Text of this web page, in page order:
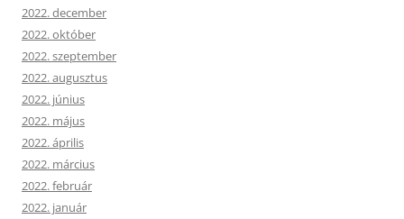
2022. december
2022. október
2022. szeptember
2022. augusztus
2022. június
2022. május
2022. április
2022. március
2022. február
2022. január